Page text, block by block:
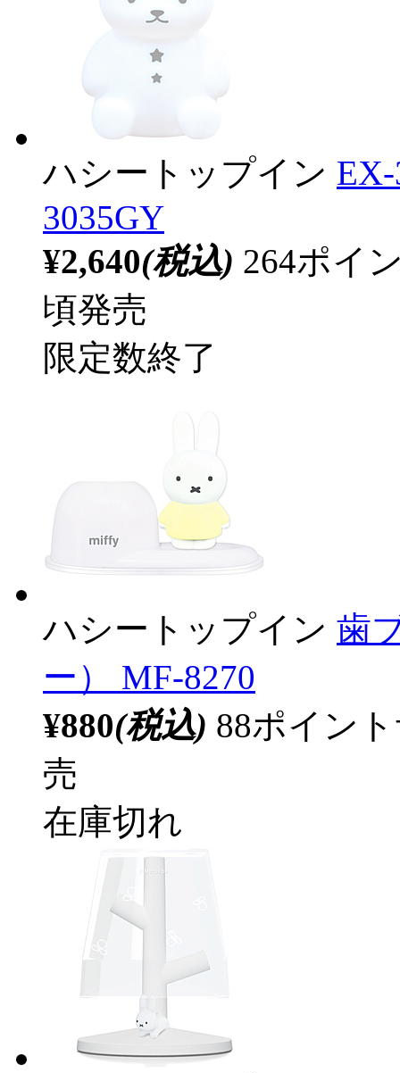
ハシートップイン
3035GY
¥2,640(税込) 264ポイ
頃発売
限定数終了
ハシートップイン 歯
ー） MF-8270
¥880(税込) 88ポイン
売
在庫切れ